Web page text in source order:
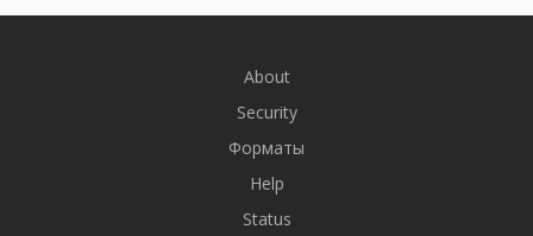
About
Security
Форматы
Help
Status